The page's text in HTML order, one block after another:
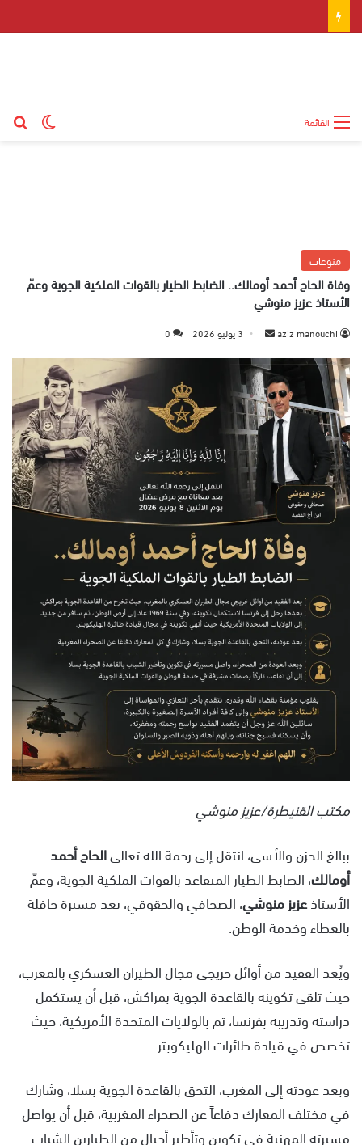
القائمة
منوعات
وفاة الحاج أحمد أومالك.. الضابط الطيار بالقوات الملكية الجوية وعمّ
الأستاذ عزيز منوشي
aziz manouchi
س
ل
ب
ر
إ
ل
ك
ر
و
ن
ي
ا
3 يوليو 2026 0
مكتب القنيطرة/عزيز منوشي
ببالغ الحزن والأسى، انتقل إلى رحمة الله تعالىالحاج أحمد
أومالك، الضابط الطيار المتقاعد بالقوات الملكية الجوية، وعمّ
الأستاذعزيز منوشي، الصحافي والحقوقي، بعد مسيرة حافلة
بالعطاء وخدمة الوطن.
ويُعد الفقيد من أوائل خريجي مجال الطيران العسكري بالمغرب،
حيث تلقى تكوينه بالقاعدة الجوية بمراكش، قبل أن يستكمل
دراسته وتدريبه بفرنسا، ثم بالولايات المتحدة الأمريكية، حيث
تخصص في قيادة طائرات الهليكوبتر.
وبعد عودته إلى المغرب، التحق بالقاعدة الجوية بسلا، وشارك
في مختلف المعارك دفاعاً عن الصحراء المغربية، قبل أن يواصل
مسيرته المهنية في تكوين وتأطير أجيال من الطيارين الشباب